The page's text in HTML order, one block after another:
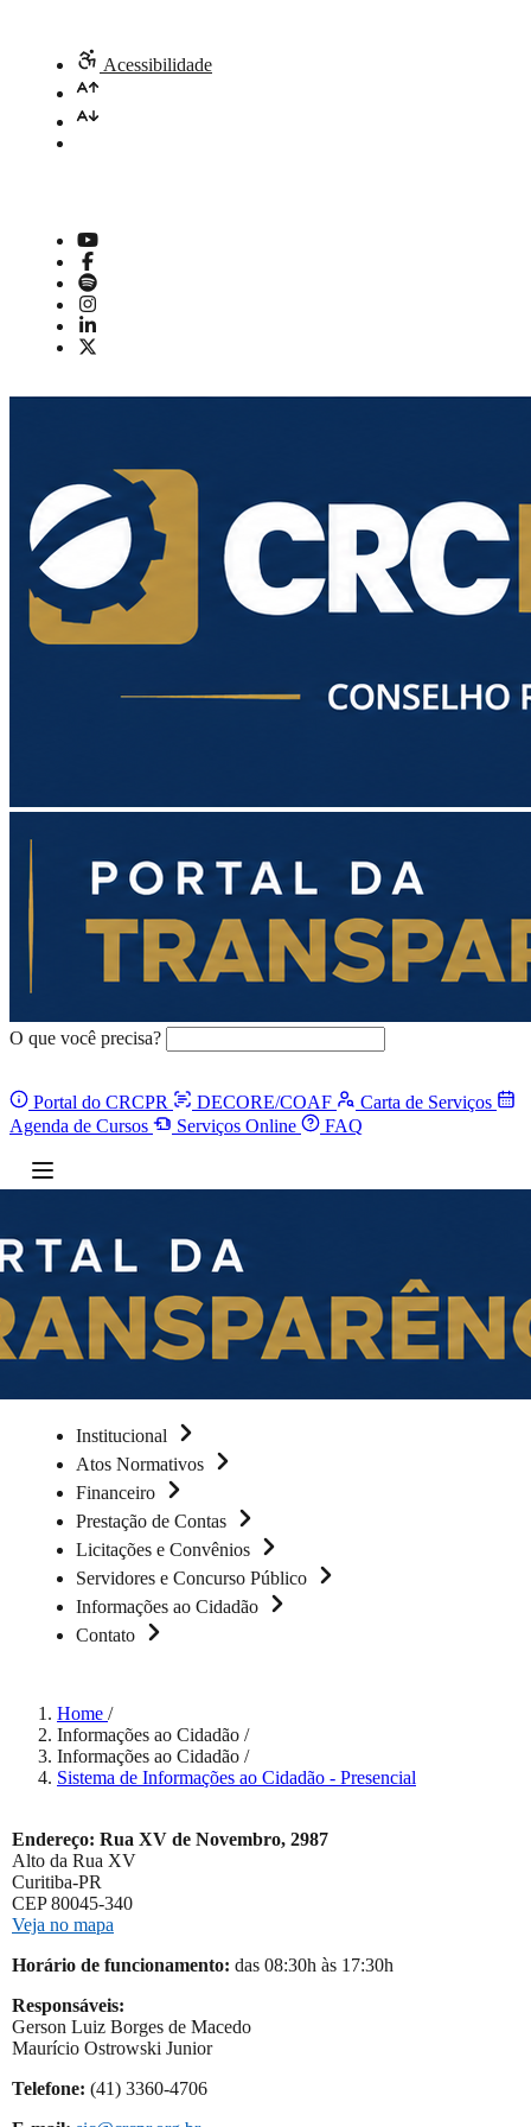
Acessibilidade
O que você precisa?
Portal do CRCPR DECORE/COAF
Carta de Serviços
Agenda de Cursos
Serviços Online FAQ
Institucional
Atos Normativos
Financeiro
Prestação de Contas
Licitações e Convênios
Servidores e Concurso Público
Informações ao Cidadão
Contato
Home /
Informações ao Cidadão /
Informações ao Cidadão /
Sistema de Informações ao Cidadão - Presencial
Endereço: Rua XV de Novembro, 2987
Alto da Rua XV
Curitiba-PR
CEP 80045-340
Veja no mapa
Horário de funcionamento: das 08:30h às 17:30h
Responsáveis:
Gerson Luiz Borges de Macedo
Maurício Ostrowski Junior
Telefone: (41) 3360-4706